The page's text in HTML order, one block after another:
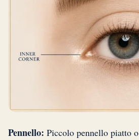
Pennello: Piccolo pennello piatto